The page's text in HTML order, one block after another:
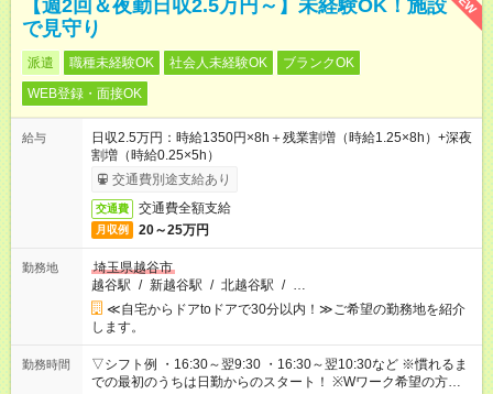
【週2回＆夜勤日収2.5万円～】未経験OK！施設
で見守り
派遣 職種未経験OK 社会人未経験OK
ブランクOK
WEB登録・面接OK
給与
日収2.5万円：時給1350円×8h＋残業割増（時給1.25×8h）+深夜
割増（時給0.25×5h）
交通費別途支給あり
交通費 交通費全額支給
月収例 20～25万円
勤務地
埼玉県越谷市
越谷駅 / 新越谷駅 / 北越谷駅 / …
≪自宅からドアtoドアで30分以内！≫ご希望の勤務地を紹介
します。
勤務時間
▽シフト例 ・16:30～翌9:30 ・16:30～翌10:30など ※慣れるま
での最初のうちは日勤からのスタート！ ※Wワーク希望の方へ